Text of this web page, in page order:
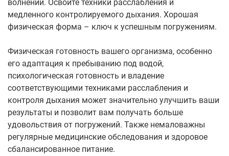
волнений. Освойте техники расслабления и
медленного контролируемого дыхания. Хорошая
физическая форма – ключ к успешным погружениям.
Физическая готовность вашего организма, особенно
его адаптация к пребыванию под водой,
психологическая готовность и владение
соответствующими техниками расслабления и
контроля дыхания может значительно улучшить ваши
результаты и позволит вам получать больше
удовольствия от погружений. Также немаловажны
регулярные медицинские обследования и здоровое
сбалансированное питание.